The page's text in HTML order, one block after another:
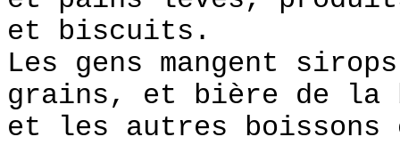
et biscuits.
Les gens mangent
grains, et bière de la
et les autres boissons